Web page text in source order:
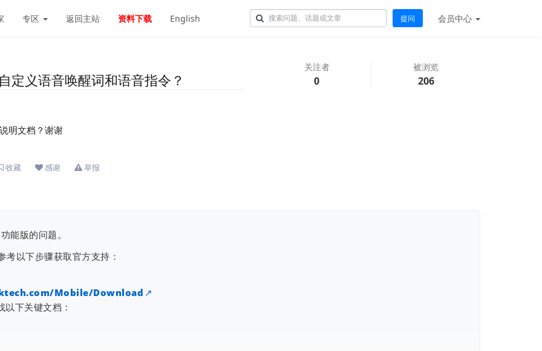
专区 返回主站 资料下载 English 提问 会员中心
定义语音唤醒词和语音指令？
明文档？谢谢
关注者
0
被浏览
206
收藏 感谢 举报
能版的问题。
以下步骤获取官方支持：
Mobile/Download
以下关键文档：